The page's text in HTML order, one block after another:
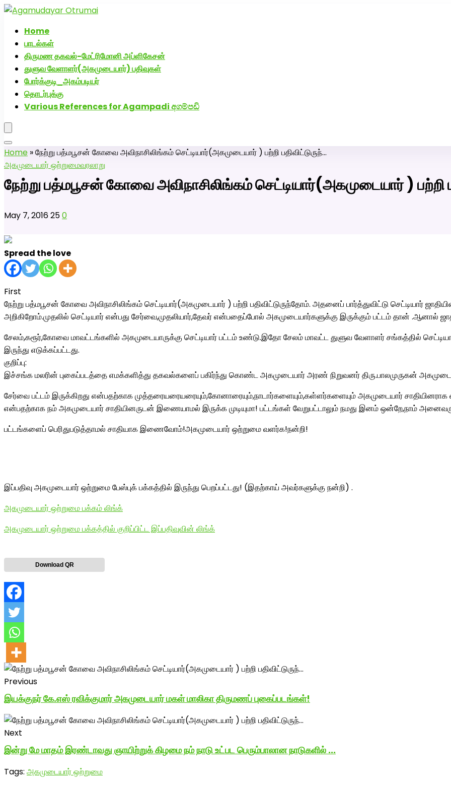
Home
பாடல்கள்
திருமண தகவல்-மேட்ரிமோனி அப்ளிகேசன்
துளுவ வேளாளர்(அகமுடையார்) பதிவுகள்
போர்க்குடி_அகம்படியர்
தொடர்புக்கு
Various References for Agampadi අගම්පඩි
Home »நேற்று பத்மபூசன் கோவை அவிநாசிலிங்கம் செட்டியார்(அகமுடையார் ) பற்றி பதிவிட்டுருந்…
அகமுடையார் ஒற்றுமைவரலாறு
நேற்று பத்மபூசன் கோவை அவிநாசிலிங்கம் செட்டியார்(அகமுடையார் ) பற்றி
May 7, 2016250
Spread the love
First
நேற்று பத்மபூசன் கோவை அவிநாசிலிங்கம் செட்டியார்(அகமுடையார் ) பற்றி பதிவிட்டுருந்தோம். அதனைப் பார்த்துவிட்டு செட்டியார்
அறிகிறோம்.முதலில் செட்டியார் என்பது சேர்வை,முதலியார்,தேவர் என்பதைப்போல் அகமுடையார்களுக்கு இருக்கும் பட்டம் தான் .ஆனால்
சேலம்,கரூர்,கோவை மாவட்டங்களில் அகமுடையாருக்கு செட்டியார் பட்டம் உண்டு.இதோ சேலம் மாவட்ட துளுவ வேளாளர் சங்கத்தில்
இருந்து எடுக்கப்பட்டது.
குறிப்பு:
இச்சங்க மலரின் புகைப்படத்தை எமக்களித்து தகவல்களைப் பகிர்ந்து கொண்ட அகமுடையார் அரண் நிறுவனர் திரு.பாலமுருகன்
சேர்வை பட்டம் இருக்கிறது என்பதற்காக முத்தரையரையரையும்,கோனாரையும்,நாடார்களையும்,கள்ளர்களையும் அகமுடையார் சாதியினராக
என்பதற்காக நம் அகமுடையார் சாதியினருடன் இணையாமல் இருக்க முடியுமா! பட்டங்கள் வேறுபட்டாலும் நமது இனம் ஒன்றே,நாம்
பட்டங்களைப் பெரிதுபடுத்தாமல் சாதியாக இணைவோம்!அகமுடையார் ஒற்றுமை வளர்க!நன்றி!
இப்பதிவு அகமுடையார் ஒற்றுமை பேஸ்புக் பக்கத்தில் இருந்து பெறப்பட்டது! (இதற்காய் அவர்களுக்கு நன்றி) .
அகமுடையார் ஒற்றுமை பக்கம் லிங்க்
அகமுடையார் ஒற்றுமை பக்கத்தில் குறிப்பிட்ட இப்பதிவுவின் லிங்க்
Download QR
Previous
இயக்குநர் கே.எஸ் ரவிக்குமார் அகமுடையார் மகள் மாலிகா திருமணப் புகைப்படங்கள்!
Next
இன்று மே மாதம் இரண்டாவது ஞாயிற்றுக் கிழமை நம் நாடு உட்பட பெரும்பாலான நாடுகளில் ...
Tags: அகமுடையார் ஒற்றுமை
அகமுடையார் திருமண வரன்களுக்கு அகமுடையார்மேட்ரி-பெண் வீட்டாருக்கு 100% இலவச திருமண சேவை! வாட்ஸப் எண்: